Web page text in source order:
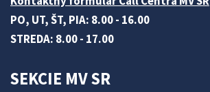
PO, UT, ŠT, PIA: 8.00 - 16.00
STREDA: 8.00 - 17.00
SEKCIE MV SR